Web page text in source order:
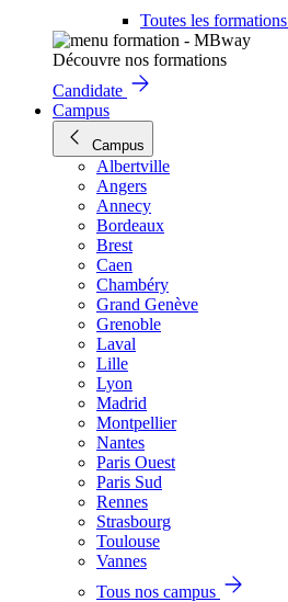
Toutes les formations
Découvre nos formations
Candidate
Campus
Campus
Albertville
Angers
Annecy
Bordeaux
Brest
Caen
Chambéry
Grand Genève
Grenoble
Laval
Lille
Lyon
Madrid
Montpellier
Nantes
Paris Ouest
Paris Sud
Rennes
Strasbourg
Toulouse
Vannes
Tous nos campus